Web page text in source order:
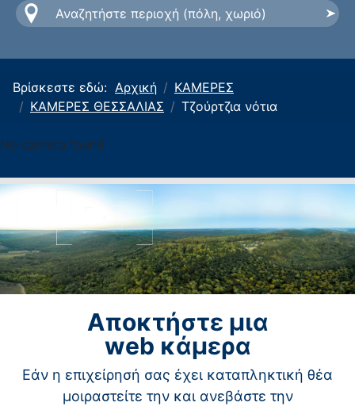
Βρίσκεστε εδώ: Αρχική
ΚΑΜΕΡΕΣ
ΚΑΜΕΡΕΣ ΘΕΣΣΑΛΙΑΣ
Τζούρτζια νότια
No camera found
Αποκτήστε μια
web κάμερα
Εάν η επιχείρησή σας έχει καταπληκτική θέα
μοιραστείτε την και ανεβάστε την